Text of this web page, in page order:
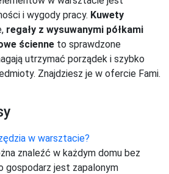
i wygody pracy. Kuwety
regały z wysuwanymi półkami
ścienne to sprawdzone
utrzymać porządek i szybko
Znajdziesz je w ofercie Fami.
w warsztacie?
znaleźć w każdym domu bez
gospodarz jest zapalonym